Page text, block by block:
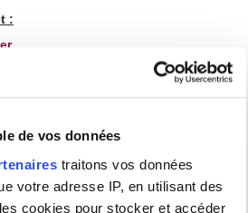
de vos données
traitons vos données
votre adresse IP, en utilisant des
cookies pour stocker et accéder
:
psycho-sociaux
du fonctionnaire
du harcèlement sexuel
sur le harcèlement sexuel